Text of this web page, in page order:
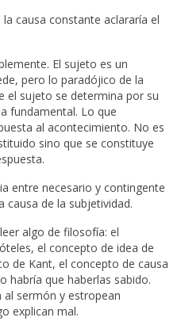
la causa constante aclararía el
El sujeto es un
pero lo paradójico de la
el sujeto se determina por su
fundamental. Lo que
al acontecimiento. No es
sino que se constituye
entre necesario y contingente
causa de la subjetividad.
algo de filosofía: el
el concepto de idea de
de Kant, el concepto de causa
habría que haberlas sabido.
al sermón y estropean
explican mal.